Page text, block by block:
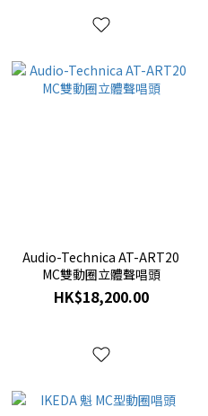
Audio-Technica AT-ART20
MC雙動圈立體聲唱頭
HK$18,200.00